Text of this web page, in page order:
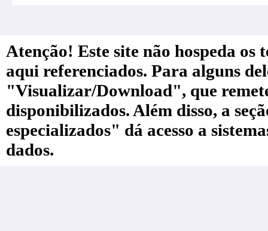
Atenção! Este site não hospeda
aqui referenciados. Para alguns
"Visualizar/Download", que
disponibilizados. Além disso, a
especializados" dá acesso a
dados.